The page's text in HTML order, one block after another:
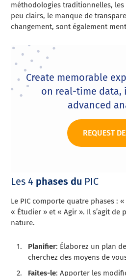
méthodologies traditionnelles,
peu clairs, le manque de
changement, sont également
Create memorable
on real-time data,
advanced
REQUEST
Les 4 phases du PIC
Le PIC comporte quatre phases :
« Étudier » et « Agir ». Il s’agit de
nature.
Planifier: Élaborez un plan
cherchez des moyens de
Faites-le: Apporter les